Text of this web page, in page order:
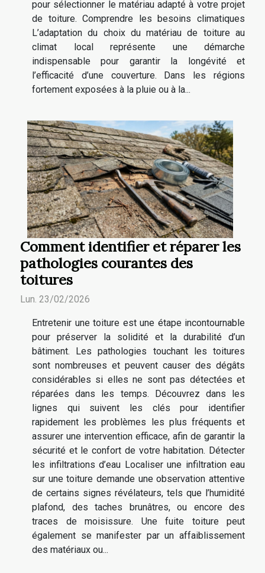
pour sélectionner le matériau adapté à votre projet
de toiture. Comprendre les besoins climatiques
L’adaptation du choix du matériau de toiture au
climat local représente une démarche
indispensable pour garantir la longévité et
l’efficacité d’une couverture. Dans les régions
fortement exposées à la pluie ou à la...
Comment identifier et réparer les
pathologies courantes des
toitures
Lun. 23/02/2026
Entretenir une toiture est une étape incontournable
pour préserver la solidité et la durabilité d’un
bâtiment. Les pathologies touchant les toitures
sont nombreuses et peuvent causer des dégâts
considérables si elles ne sont pas détectées et
réparées dans les temps. Découvrez dans les
lignes qui suivent les clés pour identifier
rapidement les problèmes les plus fréquents et
assurer une intervention efficace, afin de garantir la
sécurité et le confort de votre habitation. Détecter
les infiltrations d’eau Localiser une infiltration eau
sur une toiture demande une observation attentive
de certains signes révélateurs, tels que l’humidité
plafond, des taches brunâtres, ou encore des
traces de moisissure. Une fuite toiture peut
également se manifester par un affaiblissement
des matériaux ou...